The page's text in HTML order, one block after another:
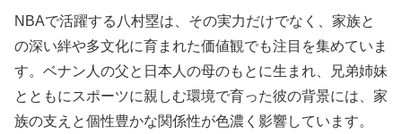
NBAで活躍する八村塁は、その実力だけでなく、家族と
の深い絆や多文化に育まれた価値観でも注目を集めていま
す。ベナン人の父と日本人の母のもとに生まれ、兄弟姉妹
とともにスポーツに親しむ環境で育った彼の背景には、家
族の支えと個性豊かな関係性が色濃く影響しています。